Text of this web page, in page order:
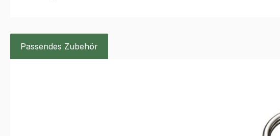
Passendes Zubehör